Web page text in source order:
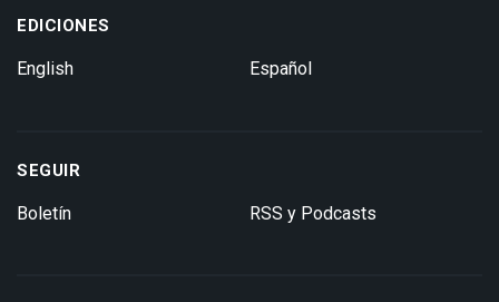
EDICIONES
English Español
SEGUIR
Boletín RSS y Podcasts